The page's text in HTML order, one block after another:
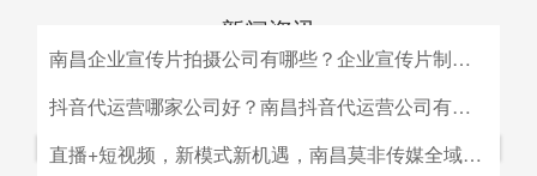
新闻资讯
南昌企业宣传片拍摄公司有哪些？企业宣传片制作公司哪家好
南昌企业宣传片拍摄公司有哪些？企业宣传片制作公司哪家
视宣传的规模，似乎企业宣传片是大企业才做得起的东西。
抖音代运营哪家公司好？南昌抖音代运营公司有哪些？
抖音代运营哪家公司好？南昌抖音代运营公司有哪些？抖音直播+短视频，新模式新机遇，南昌莫非传媒全域营销平台全新低成本精准拓客！